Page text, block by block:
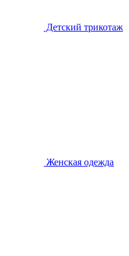
Детcкий трикотаж
Женская одежда